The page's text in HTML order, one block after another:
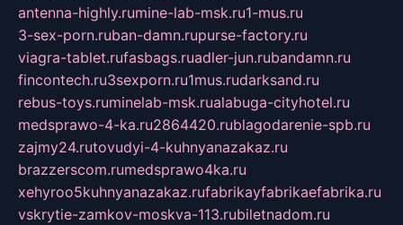
antenna-highly.rumine-lab-msk.ru1-mus.ru
3-sex-porn.ruban-damn.rupurse-factory.ru
viagra-tablet.rufasbags.ruadler-jun.rubandamn.ru
fincontech.ru3sexporn.ru1mus.rudarksand.ru
rebus-toys.ruminelab-msk.rualabuga-cityhotel.ru
medsprawo-4-ka.ru2864420.rublagodarenie-spb.ru
zajmy24.rutovudyi-4-kuhnyanazakaz.ru
brazzerscom.rumedsprawo4ka.ru
xehyroo5kuhnyanazakaz.rufabrikayfabrikaefabrika.ru
vskrytie-zamkov-moskva-113.rubiletnadom.ru